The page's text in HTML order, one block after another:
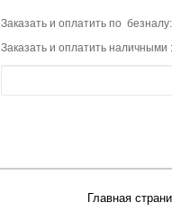
Заказать и оплатить по
Заказать и оплатить наличными
Главная